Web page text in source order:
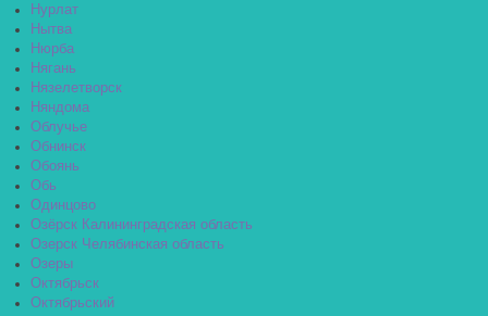
Нурлат
Нытва
Нюрба
Нягань
Нязелетворск
Няндома
Облучье
Обнинск
Обоянь
Обь
Одинцово
Озёрск Калининградская область
Озерск Челябинская область
Озеры
Октябрьск
Октябрьский